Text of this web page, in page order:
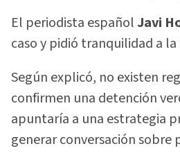
El periodista españolJavi
caso y pidió tranquilidad a
Según explicó, no existen
confirmen una detención
apuntaría a una estrategia
generar conversación sobre